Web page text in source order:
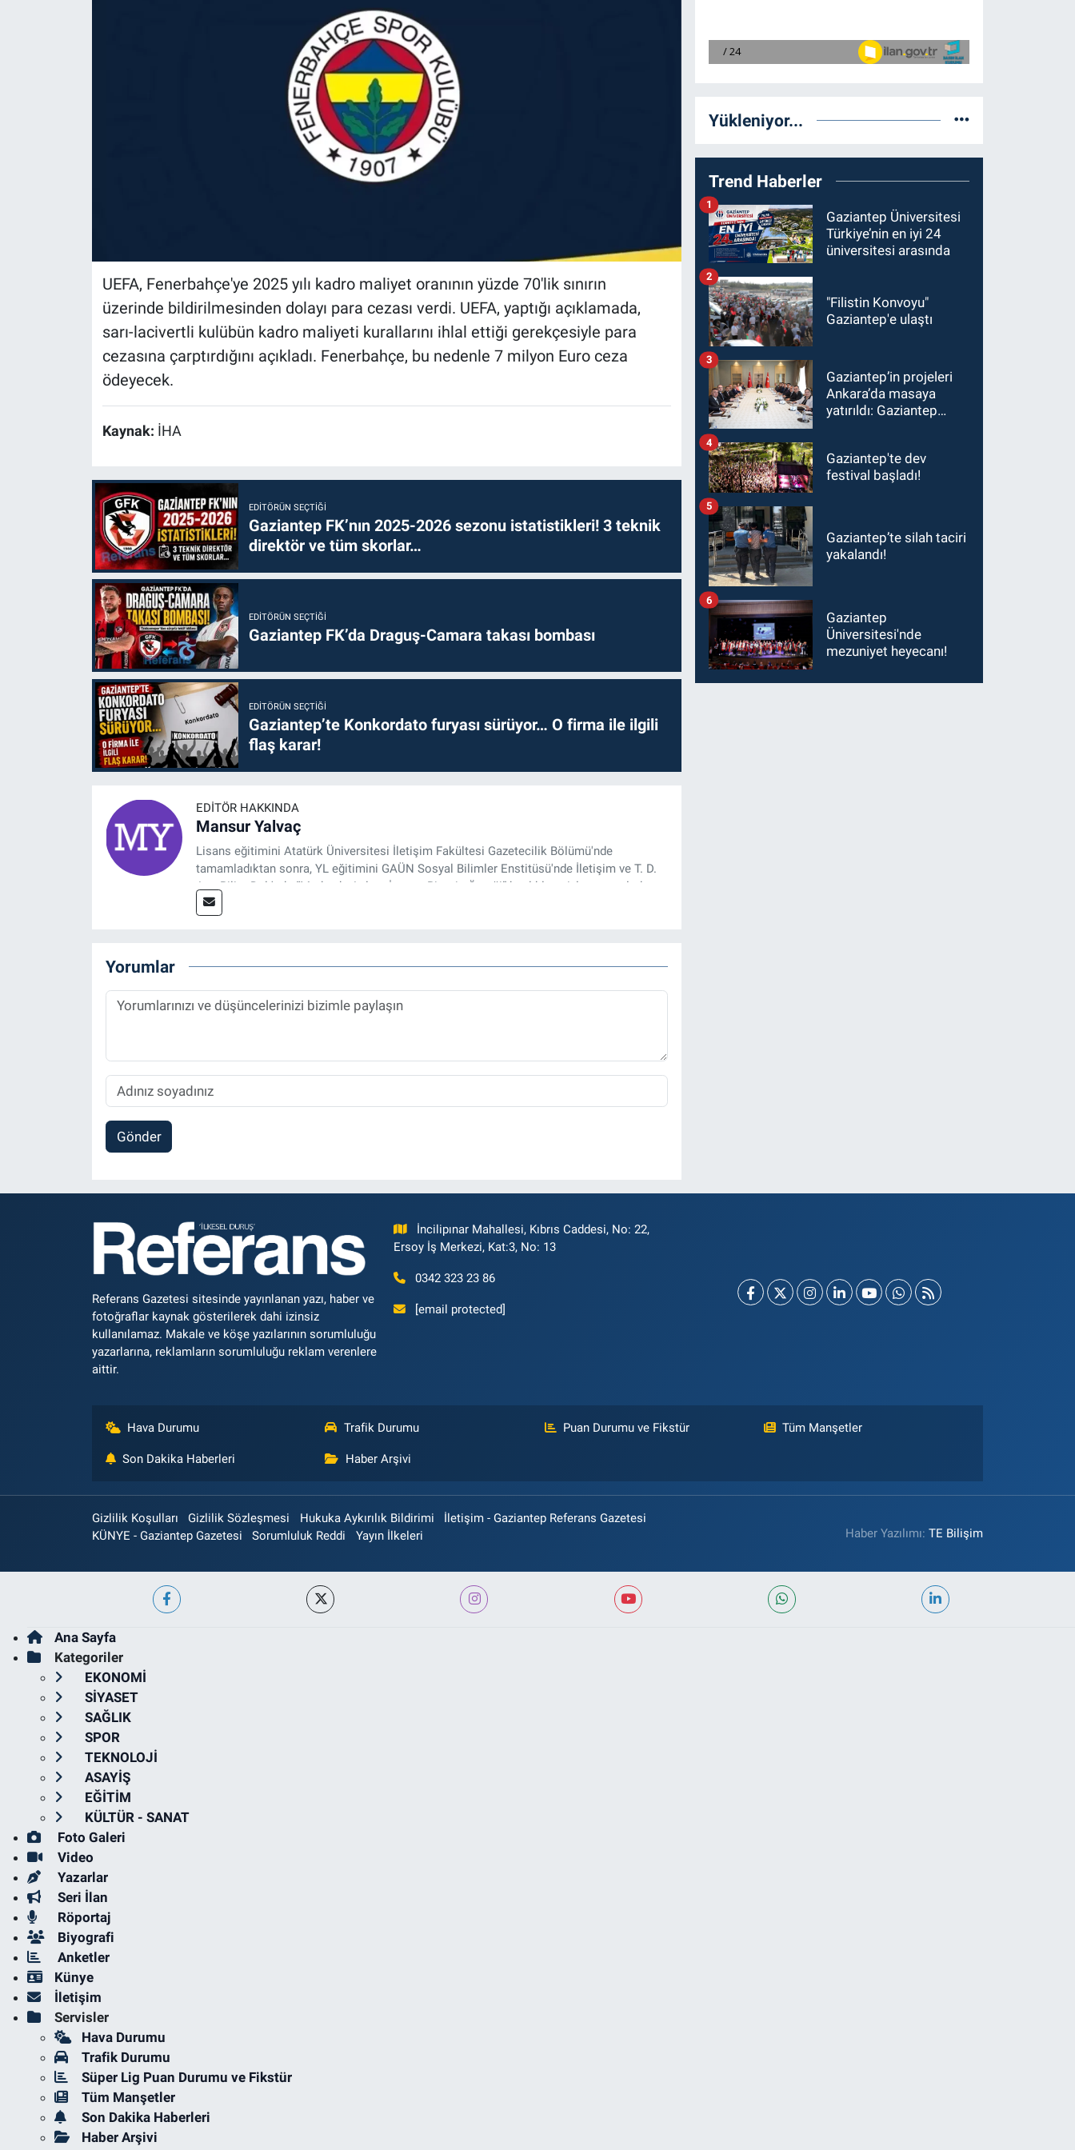
UEFA, Fenerbahçe'ye 2025 yılı kadro maliyet oranının yüzde 70'lik sınırın
üzerinde bildirilmesinden dolayı para cezası verdi. UEFA, yaptığı açıklamada,
sarı-lacivertli kulübün kadro maliyeti kurallarını ihlal ettiği gerekçesiyle para
cezasına çarptırdığını açıkladı. Fenerbahçe, bu nedenle 7 milyon Euro ceza
ödeyecek.
Kaynak: İHA
EDITÖRÜN SEÇTIĞI
Gaziantep FK’nın 2025-2026 sezonu istatistikleri! 3 teknik
direktör ve tüm skorlar…
EDITÖRÜN SEÇTIĞI
Gaziantep FK’da Draguş-Camara takası bombası
EDITÖRÜN SEÇTIĞI
Gaziantep’te Konkordato furyası sürüyor… O firma ile ilgili
flaş karar!
EDITÖR HAKKINDA
Mansur Yalvaç
Lisans eğitimini Atatürk Üniversitesi İletişim Fakültesi Gazetecilik Bölümü'nde
tamamladıktan sonra, YL eğitimini GAÜN Sosyal Bilimler Enstitüsü'nde İletişim ve T. D.
Ana Bilim Dalı'nda “Medyada Anlam İnşası: Bitcoin Örneği” başlıklı teziyle tamamladı.
2014 yılında başladığı profesyonel kariyerini halen Referansgazetesi.com.tr'de Güncel,
Yorumlar
Gönder
Yükleniyor...
Trend Haberler
Gaziantep Üniversitesi
Türkiye’nin en iyi 24
üniversitesi arasında
1
"Filistin Konvoyu"
Gaziantep'e ulaştı
2
Gaziantep’in projeleri
Ankara’da masaya
yatırıldı: Gaziantep
3
Gaziantep'te dev
festival başladı!
4
Gaziantep’te silah taciri
yakalandı!
5
Gaziantep
Üniversitesi'nde
mezuniyet heyecanı!
6
Referans Gazetesi sitesinde yayınlanan yazı, haber ve
fotoğraflar kaynak gösterilerek dahi izinsiz
kullanılamaz. Makale ve köşe yazılarının sorumluluğu
yazarlarına, reklamların sorumluluğu reklam verenlere
aittir.
İncilipınar Mahallesi, Kıbrıs Caddesi, No: 22,
Ersoy İş Merkezi, Kat:3, No: 13
0342 323 23 86
[email protected]
Hava Durumu Trafik Durumu Puan Durumu ve Fikstür Tüm Manşetler
Son Dakika Haberleri Haber Arşivi
Gizlilik Koşulları Gizlilik Sözleşmesi Hukuka Aykırılık Bildirimi
İletişim - Gaziantep Referans Gazetesi
KÜNYE - Gaziantep Gazetesi
Sorumluluk Reddi Yayın İlkeleri Haber Yazılımı:TE Bilişim
Ana Sayfa
Kategoriler
EKONOMİ
SİYASET
SAĞLIK
SPOR
TEKNOLOJİ
ASAYİŞ
EĞİTİM
KÜLTÜR - SANAT
Foto Galeri
Video
Yazarlar
Seri İlan
Röportaj
Biyografi
Anketler
Künye
İletişim
Servisler
Hava Durumu
Trafik Durumu
Süper Lig Puan Durumu ve Fikstür
Tüm Manşetler
Son Dakika Haberleri
Haber Arşivi